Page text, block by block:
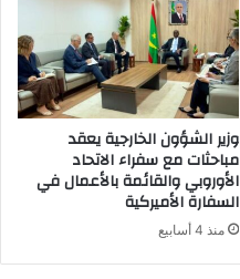
وزير الشؤون الخارجية يعقد
مباحثات مع سفراء الاتحاد
الأوروبي والقائمة بالأعمال في
السفارة الأميركية
منذ 4 أسابيع